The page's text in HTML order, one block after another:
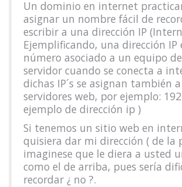
Un dominio en internet
asignar un nombre fácil de
escribir a una dirección IP
Ejemplificando, una dirección IP
número asociado a un equipo
servidor cuando se conecta a
dichas IP´s se asignan también
servidores web, por ejemplo:
ejemplo de dirección ip )
Si tenemos un sitio web en
quisiera dar mi dirección ( de la
imaginese que le diera a usted
como el de arriba, pues sería
recordar ¿ no ?.